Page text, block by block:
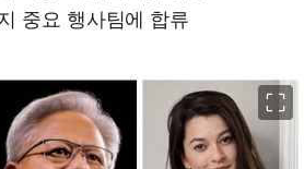
중요 행사팀에 합류